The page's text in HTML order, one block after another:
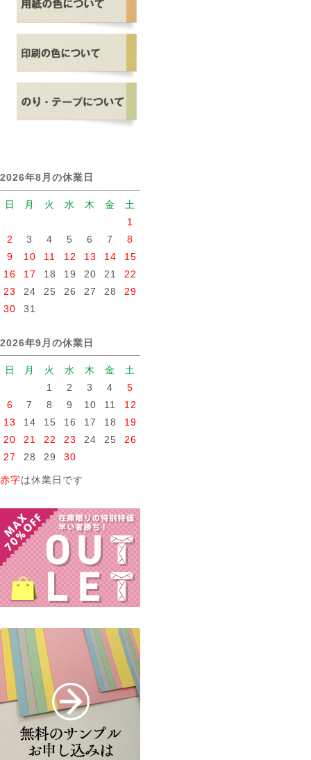
2026年8月の休業日
日 月 火 水 木 金
土
1
2
3 4 5 6 7
8
9
10 11 12 13 14
15
16
17 18 19 20 21
22
23
24 25 26 27 28
29
30
31
2026年9月の休業日
日 月 火 水 木 金
土
1
2 3 4
5
6
7 8 9 10 11
12
13
14 15 16 17 18
19
20
21 22 23 24 25
26
27
28 29 30
赤字は休業日です